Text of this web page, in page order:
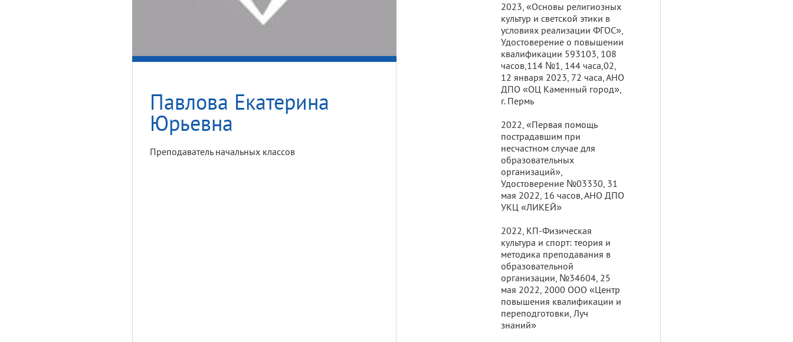
Павлова Екатерина
Юрьевна
Преподаватель начальных классов
2023, «Основы религиозных
культур и светской этики в
условиях реализации ФГОС»,
Удостоверение о повышении
квалификации 593103, 108
часов,114 №1, 144 часа,02,
12 января 2023, 72 часа, АНО
ДПО «ОЦ Каменный город»,
г. Пермь
2022, «Первая помощь
пострадавшим при
несчастном случае для
образовательных
организаций»,
Удостоверение №03330, 31
мая 2022, 16 часов, АНО ДПО
УКЦ «ЛИКЕЙ»
2022, КП-Физическая
культура и спорт: теория и
методика преподавания в
образовательной
организации, №34604, 25
мая 2022, 2000 ООО «Центр
повышения квалификации и
переподготовки, Луч
знаний»